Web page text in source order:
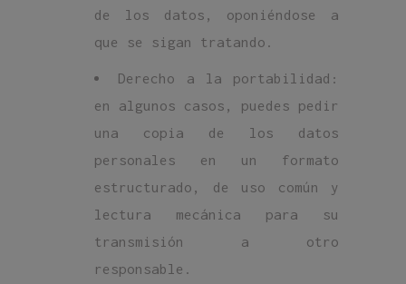
de los datos, oponiéndose a
que se sigan tratando.
Derecho a la portabilidad:
en algunos casos, puedes pedir
una copia de los datos
personales en un formato
estructurado, de uso común y
lectura mecánica para su
transmisión a otro
responsable.